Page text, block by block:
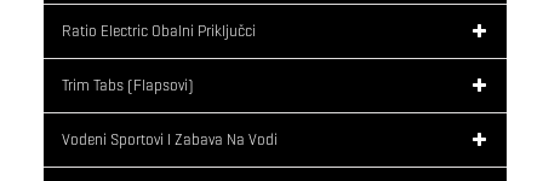
Ratio Electric Obalni Priključci
Trim Tabs (flapsovi)
Vodeni Sportovi I Zabava Na Vodi